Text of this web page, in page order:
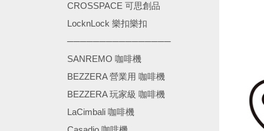
CROSSPACE 可思創品
LocknLock 樂扣樂扣
────────────────
SANREMO 咖啡機
BEZZERA 營業用 咖啡機
BEZZERA 玩家級 咖啡機
LaCimbali 咖啡機